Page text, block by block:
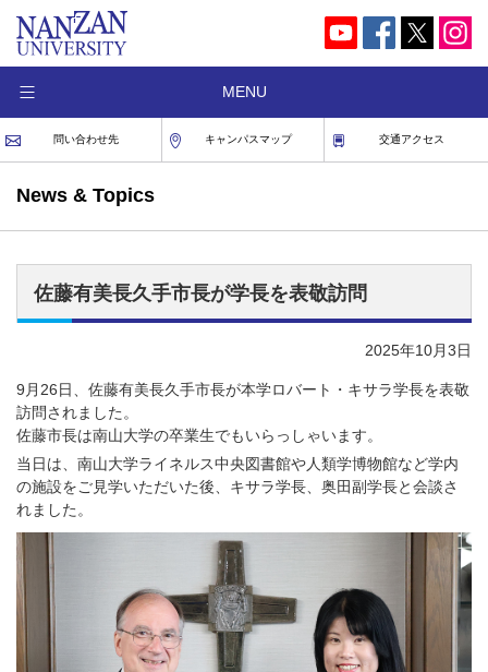
MENU
問い合わせ先 キャンパスマップ 交通アクセス
News & Topics
佐藤有美長久手市長が学長を表敬訪問
2025年10月3日
9月26日、佐藤有美長久手市長が本学ロバート・キサラ学長を表敬
訪問されました。
佐藤市長は南山大学の卒業生でもいらっしゃいます。
当日は、南山大学ライネルス中央図書館や人類学博物館など学内
の施設をご見学いただいた後、キサラ学長、奥田副学長と会談さ
れました。